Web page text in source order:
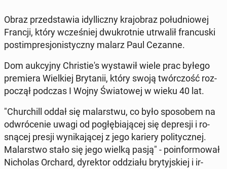
Obraz przed­sta­wia idyl­licz­ny kra­jo­braz po­łu­dnio­wej
Francji, który wcze­śniej dwu­krot­nie utrwa­lił fran­cu­ski
post­im­pre­sjo­ni­stycz­ny malarz Paul Cezanne.
Dom au­kcyj­ny Chri­stie­'s wy­sta­wił wiele prac byłego
pre­mie­ra Wiel­kiej Bry­ta­nii, który swoją twór­czość roz­
po­czął podczas I Wojny Świa­to­wej w wieku 40 lat.
"Chur­chill oddał się ma­lar­stwu, co było spo­so­bem na
od­wró­ce­nie uwagi od po­głę­bia­ją­cej się de­pre­sji i ro­
sną­cej presji wy­ni­ka­ją­cej z jego kariery po­li­tycz­nej.
Ma­lar­stwo stało się jego wielką pasją" - po­in­for­mo­wał
Ni­cho­las Orchard, dy­rek­tor od­dzia­łu bry­tyj­skiej i ir­